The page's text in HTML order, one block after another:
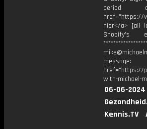
period
href="https://
hier</a> [all
href="https://
with-michael-
06-06-2024
Kennis.TV